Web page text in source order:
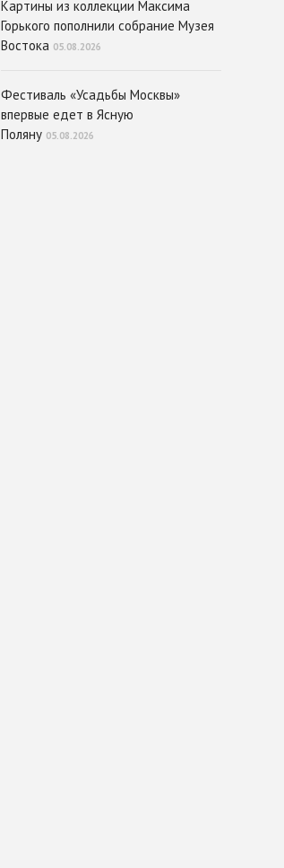
Картины из коллекции Максима
Горького пополнили собрание Музея
Востока 05.08.2026
Фестиваль «Усадьбы Москвы»
впервые едет в Ясную
Поляну 05.08.2026